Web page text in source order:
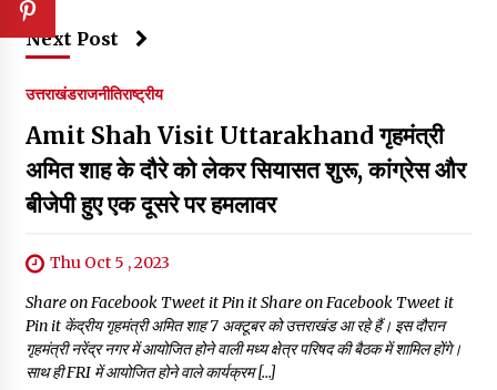
Next Post
उत्तराखंडराजनीतिराष्ट्रीय
Amit Shah Visit Uttarakhand गृहमंत्री
अमित शाह के दौरे को लेकर सियासत शुरू, कांग्रेस और
बीजेपी हुए एक दूसरे पर हमलावर
Thu Oct 5 , 2023
Share on Facebook Tweet it Pin it Share on Facebook Tweet it
Pin it केंद्रीय गृहमंत्री अमित शाह 7 अक्टूबर को उत्तराखंड आ रहे हैं। इस दौरान
गृहमंत्री नरेंद्र नगर में आयोजित होने वाली मध्य क्षेत्र परिषद की बैठक में शामिल होंगे।
साथ ही FRI में आयोजित होने वाले कार्यक्रम […]